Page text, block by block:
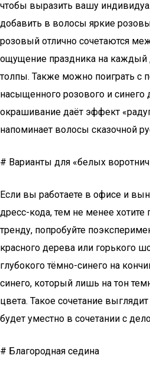
чтобы выразить вашу
добавить в волосы яркие
розовый отлично сочетаются
ощущение праздника на
толпы. Также можно поиграть с
насыщенного розового и синего
окрашивание даёт эффект
напоминает волосы сказочной
# Варианты для «белых
Если вы работаете в офисе и
дресс-кода, тем не менее
тренду, попробуйте
красного дерева или горького
глубокого тёмно-синего на
синего, который лишь на тон
цвета. Такое сочетание
будет уместно в сочетании с
# Благородная седина